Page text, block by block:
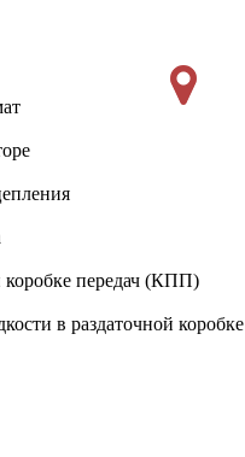
коробке передач (КПП)
в раздаточной коробке